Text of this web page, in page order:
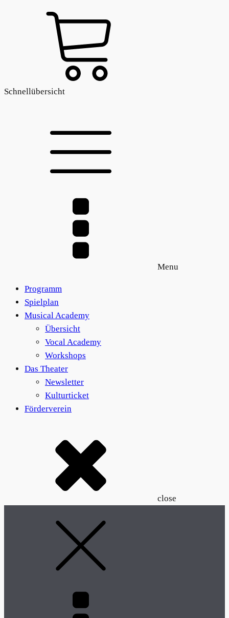
Schnellübersicht
Menu
Programm
Spielplan
Musical Academy
Übersicht
Vocal Academy
Workshops
Das Theater
Newsletter
Kulturticket
Förderverein
close